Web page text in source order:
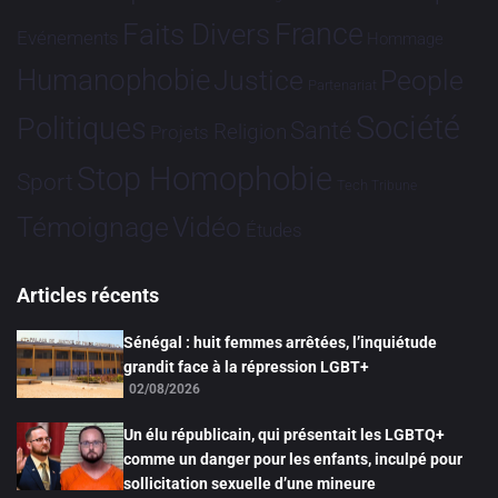
Evénements Faits Divers France Hommage
HumanophobieJustice Partenariat People
Politiques Projets Religion Santé Société
Sport Stop Homophobie Tech Tribune
TémoignageVidéo Études
Articles récents
Sénégal : huit femmes arrêtées, l’inquiétude
grandit face à la répression LGBT+
02/08/2026
Un élu républicain, qui présentait les LGBTQ+
comme un danger pour les enfants, inculpé pour
sollicitation sexuelle d’une mineure